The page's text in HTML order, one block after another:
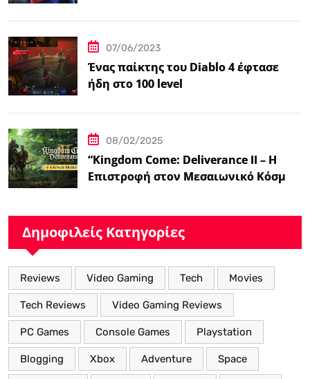
07/06/2023
Ένας παίκτης του Diablo 4 έφτασε
ήδη στο 100 level
08/02/2025
“Kingdom Come: Deliverance II – Η
Επιστροφή στον Μεσαιωνικό Κόσμο
Δημοφιλείς Κατηγορίες
Reviews Video Gaming Tech Movies
Tech Reviews Video Gaming Reviews
PC Games Console Games Playstation
Blogging Xbox Adventure Space